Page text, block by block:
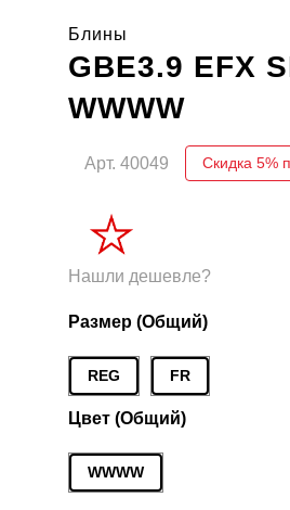
Блины
GBE3.9 EFX
WWWW
Арт. 40049 Скидка 5%
Нашли дешевле?
Размер (Общий)
REG FR
Цвет (Общий)
WWWW